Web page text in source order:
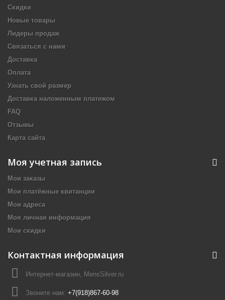
Скидки
Новые товары
Лидеры продаж
Связаться с нами
Доставка
Оплата
Узнать свой размер
Доставка наложенным платежом
FAQ
Отзывы
Карта сайта
Моя учетная запись
Мои заказы
Мои платёжные квитанции
Мои адреса
Моя личная информация
Мои скидки
Контактная информация
Интернет-магазин, MensSilver.ru
Звоните нам: +7(918)867-60-98